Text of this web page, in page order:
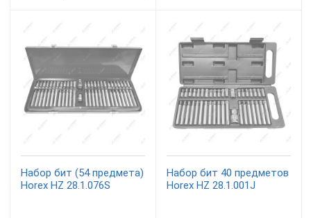
Набор бит (54 предмета)
Horex HZ 28.1.076S
Набор бит 40 предметов
Horex HZ 28.1.001J